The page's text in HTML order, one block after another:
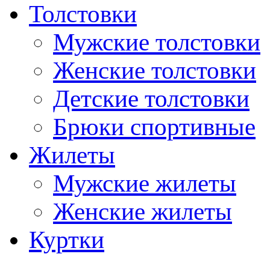
Толстовки
Мужские толстовки
Женские толстовки
Детские толстовки
Брюки спортивные
Жилеты
Мужские жилеты
Женские жилеты
Куртки